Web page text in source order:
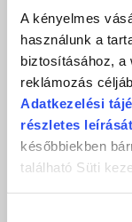
A kényelmes
használunk a
biztosításához, a
reklámozás
Adatkezelési
részletes
későbbiekben
található Süti
ÉRTÉKELÉS,